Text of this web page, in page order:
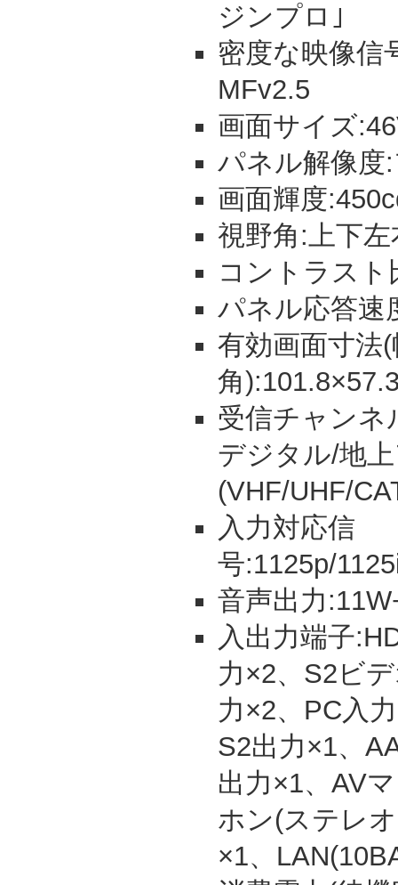
ジンプロ｣
密度な映像信
MFv2.5
画面サイズ
パネル解像
画面輝度
視野角:上下
コントラスト
パネル応答速
有効画面寸法
角
受信チャンネ
デジタル/地
(VHF/UHF/
入力対応信
号:1125p/
音声出力
入出力端子
力×2、S2ビ
力×2、PC入
S2出力×1、
出力×1、AV
ホン(ステレ
×1、